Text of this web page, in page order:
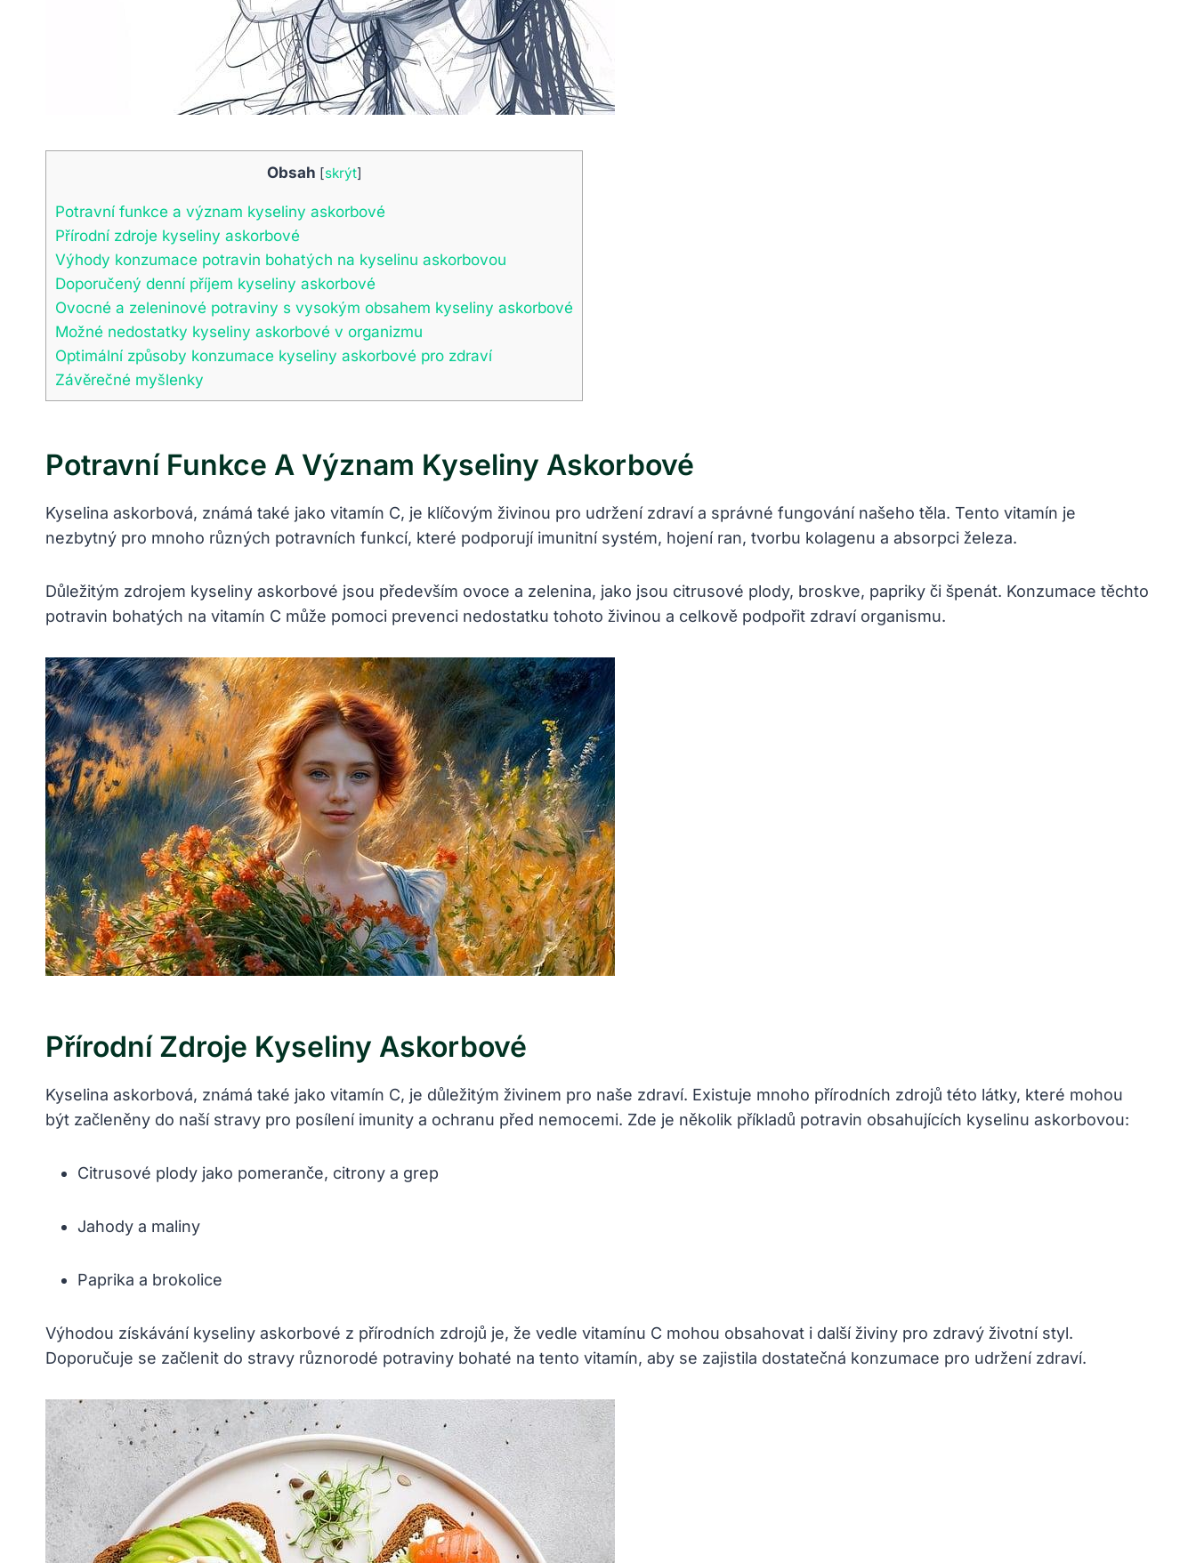
Obsah [skrýt]
Potravní funkce a význam kyseliny askorbové
Přírodní zdroje kyseliny askorbové
Výhody konzumace potravin bohatých na kyselinu askorbovou
Doporučený denní příjem kyseliny askorbové
Ovocné a zeleninové potraviny s vysokým obsahem kyseliny askorbové
Možné nedostatky kyseliny askorbové v organizmu
Optimální způsoby konzumace kyseliny askorbové pro zdraví
Závěrečné myšlenky
Potravní Funkce A Význam Kyseliny Askorbové
Kyselina askorbová, známá také jako vitamín C, je klíčovým živinou pro udržení zdraví a správné fungování našeho těla. Tento vitamín je
nezbytný pro mnoho různých potravních funkcí, které podporují imunitní systém, hojení ran, tvorbu kolagenu a absorpci železa.
Důležitým zdrojem kyseliny askorbové jsou především ovoce a zelenina, jako jsou citrusové plody, broskve, papriky či špenát. Konzumace těchto
potravin bohatých na vitamín C může pomoci prevenci nedostatku tohoto živinou a celkově podpořit zdraví organismu.
Přírodní Zdroje Kyseliny Askorbové
Kyselina askorbová, známá také jako vitamín C, je důležitým živinem pro naše zdraví. Existuje mnoho přírodních zdrojů této látky, které mohou
být začleněny do naší stravy pro posílení imunity a ochranu před nemocemi. Zde je několik příkladů potravin obsahujících kyselinu askorbovou:
Citrusové plody jako pomeranče, citrony a grep
Jahody a maliny
Paprika a brokolice
Výhodou získávání kyseliny askorbové z přírodních zdrojů je, že vedle vitamínu C mohou obsahovat i další živiny pro zdravý životní styl.
Doporučuje se začlenit do stravy různorodé potraviny bohaté na tento vitamín, aby se zajistila dostatečná konzumace pro udržení zdraví.